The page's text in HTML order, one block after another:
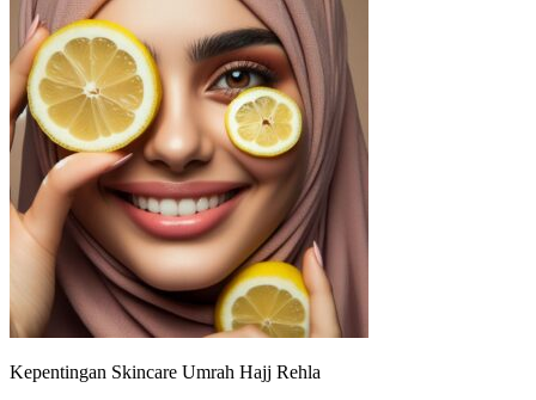
Kepentingan Skincare Umrah Hajj Rehla